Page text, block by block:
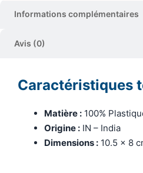
Informations complémentaires
Avis (0)
Caractéristiques
Matière : 100%
Origine : IN – India
Dimensions : 10.5 x 8